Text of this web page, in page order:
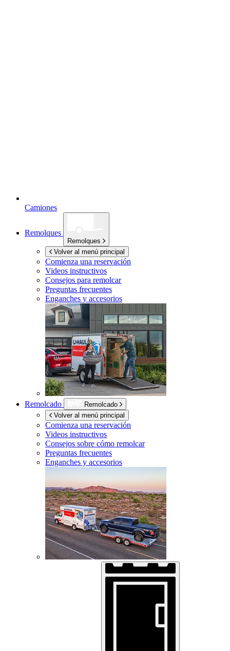
Camiones
Remolques
Remolques
Volver al menú principal
Comienza una reservación
Videos instructivos
Consejos para remolcar
Preguntas frecuentes
Enganches y accesorios
Remolcado
Remolcado
Volver al menú principal
Comienza una reservación
Videos instructivos
Consejos sobre cómo remolcar
Preguntas frecuentes
Enganches y accesorios